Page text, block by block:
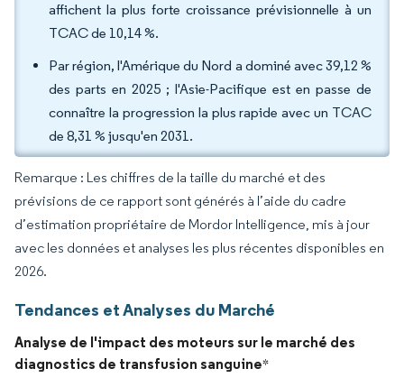
affichent la plus forte croissance prévisionnelle à un
TCAC de 10,14 %.
Par région, l'Amérique du Nord a dominé avec 39,12 %
des parts en 2025 ; l'Asie-Pacifique est en passe de
connaître la progression la plus rapide avec un TCAC
de 8,31 % jusqu'en 2031.
Remarque : Les chiffres de la taille du marché et des
prévisions de ce rapport sont générés à l’aide du cadre
d’estimation propriétaire de Mordor Intelligence, mis à jour
avec les données et analyses les plus récentes disponibles en
2026.
Tendances et Analyses du Marché
Analyse de l'impact des moteurs sur le marché des
diagnostics de transfusion sanguine*